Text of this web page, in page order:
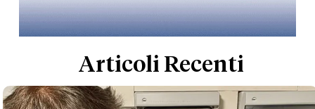
Articoli Recenti